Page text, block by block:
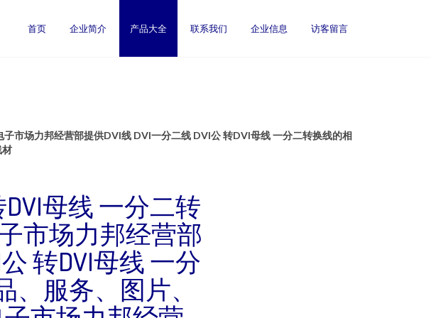
首页 企业简介 产品大全 联系我们 企业信息 访客留言
市场力邦经营部提供DVI线 DVI一分二线 DVI公 转DVI母线 一分二转换线的相
材
DVI母线 一分二转
市场力邦经营部
转DVI母线 一分
服务、图片、